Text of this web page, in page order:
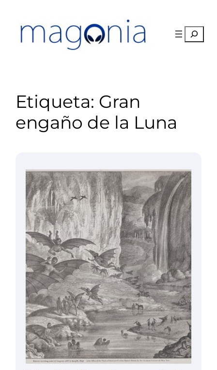
contenido
Buscar
Etiqueta: Gran
engaño de la Luna